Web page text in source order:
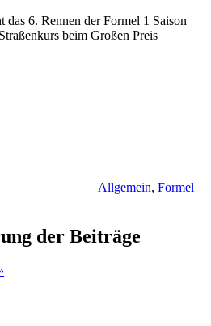
das 6. Rennen der Formel 1 Saison
beim Großen Preis
Allgemein, Formel
der Beiträge